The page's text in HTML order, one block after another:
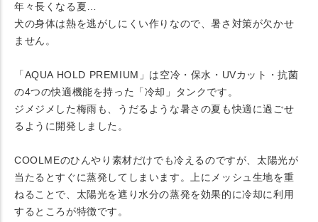
年々長くなる夏…
犬の身体は熱を逃がしにくい作りなので、暑さ対策が欠かせ
ません。
「AQUA HOLD PREMIUM」は空冷・保水・UVカット・抗菌
の4つの快適機能を持った「冷却」タンクです。
ジメジメした梅雨も、うだるような暑さの夏も快適に過ごせ
るように開発しました。
COOLMEのひんやり素材だけでも冷えるのですが、太陽光が
当たるとすぐに蒸発してしまいます。上にメッシュ生地を重
ねることで、太陽光を遮り水分の蒸発を効果的に冷却に利用
するところが特徴です。